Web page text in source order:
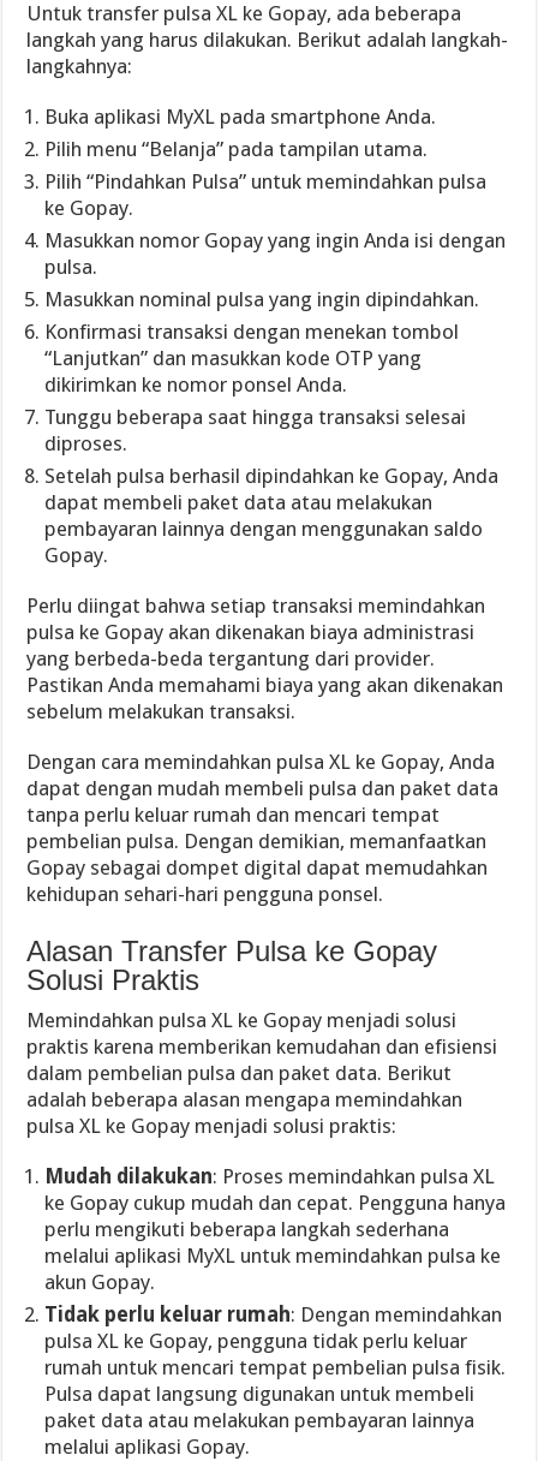
Untuk transfer pulsa XL ke Gopay, ada beberapa
langkah yang harus dilakukan. Berikut adalah langkah-
langkahnya:
Buka aplikasi MyXL pada smartphone Anda.
Pilih menu “Belanja” pada tampilan utama.
Pilih “Pindahkan Pulsa” untuk memindahkan pulsa
ke Gopay.
Masukkan nomor Gopay yang ingin Anda isi dengan
pulsa.
Masukkan nominal pulsa yang ingin dipindahkan.
Konfirmasi transaksi dengan menekan tombol
“Lanjutkan” dan masukkan kode OTP yang
dikirimkan ke nomor ponsel Anda.
Tunggu beberapa saat hingga transaksi selesai
diproses.
Setelah pulsa berhasil dipindahkan ke Gopay, Anda
dapat membeli paket data atau melakukan
pembayaran lainnya dengan menggunakan saldo
Gopay.
Perlu diingat bahwa setiap transaksi memindahkan
pulsa ke Gopay akan dikenakan biaya administrasi
yang berbeda-beda tergantung dari provider.
Pastikan Anda memahami biaya yang akan dikenakan
sebelum melakukan transaksi.
Dengan cara memindahkan pulsa XL ke Gopay, Anda
dapat dengan mudah membeli pulsa dan paket data
tanpa perlu keluar rumah dan mencari tempat
pembelian pulsa. Dengan demikian, memanfaatkan
Gopay sebagai dompet digital dapat memudahkan
kehidupan sehari-hari pengguna ponsel.
Alasan Transfer Pulsa ke Gopay
Solusi Praktis
Memindahkan pulsa XL ke Gopay menjadi solusi
praktis karena memberikan kemudahan dan efisiensi
dalam pembelian pulsa dan paket data. Berikut
adalah beberapa alasan mengapa memindahkan
pulsa XL ke Gopay menjadi solusi praktis:
Mudah dilakukan: Proses memindahkan pulsa XL
ke Gopay cukup mudah dan cepat. Pengguna hanya
perlu mengikuti beberapa langkah sederhana
melalui aplikasi MyXL untuk memindahkan pulsa ke
akun Gopay.
Tidak perlu keluar rumah: Dengan memindahkan
pulsa XL ke Gopay, pengguna tidak perlu keluar
rumah untuk mencari tempat pembelian pulsa fisik.
Pulsa dapat langsung digunakan untuk membeli
paket data atau melakukan pembayaran lainnya
melalui aplikasi Gopay.